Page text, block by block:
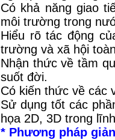
Có khả năng giao
môi trường trong
Hiểu rõ tác động
trường và xã hội
Nhận thức về tầm
suốt đời.
Có kiến thức về các
Sử dụng tốt các
họa 2D, 3D trong
* Phương pháp